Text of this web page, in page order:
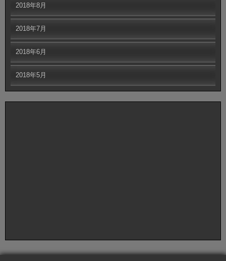
2018年8月
2018年7月
2018年6月
2018年5月